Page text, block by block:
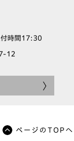
付時間17:30
12
ページのTOPへ